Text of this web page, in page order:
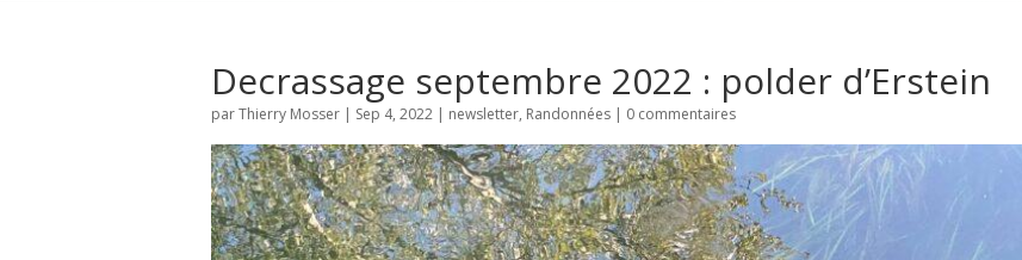
Decrassage septembre 2022 : polder d’Erstein
parThierry Mosser| Sep 4, 2022| newsletter, Randonnées| 0 commentaires